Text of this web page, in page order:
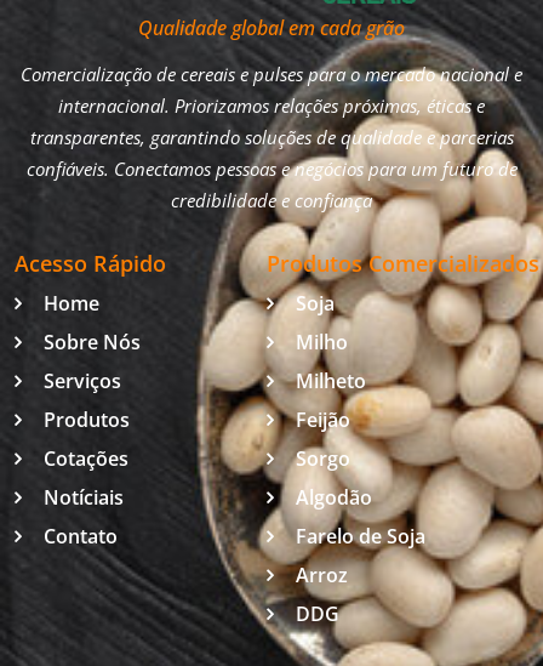
Qualidade global em cada grão
Comercialização de cereais e pulses para o mercado nacional e
internacional. Priorizamos relações próximas, éticas e
transparentes, garantindo soluções de qualidade e parcerias
confiáveis. Conectamos pessoas e negócios para um futuro de
credibilidade e confiança
Acesso Rápido
Home
Sobre Nós
Serviços
Produtos
Cotações
Notíciais
Contato
Produtos Comercializados
Soja
Milho
Milheto
Feijão
Sorgo
Algodão
Farelo de Soja
Arroz
DDG